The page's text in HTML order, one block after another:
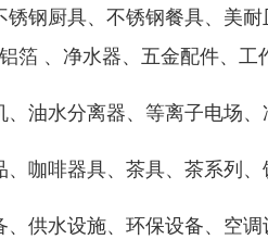
钢厨具、不锈钢餐具、美
箔 、净水器、五金配件、工
油水分离器、等离子电场、
咖啡器具、茶具、茶系列、
供水设施、环保设备、空调